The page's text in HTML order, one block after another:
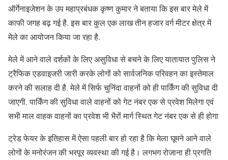
ऑर्गेनाइजेशन के उप महाप्रबंधक कृष्ण कुमार ने बताया कि इस बार मेले में
काफी जगह बढ़ गई है. इस बार कुल एक लाख तीन हजार वर्ग मीटर क्षेत्र में
मेले का आयोजन किया जा रहा है.
मेले में आने वाले दर्शकों के लिए असुविधा से बचने के लिए यातायात पुलिस ने
ट्रैफिक एडवाइजरी जारी करके लोगों को सार्वजनिक परिवहन का इस्तेमाल
करने की सलाह दी है. मेले में सिर्फ चुनिंदा वाहनों को ही पार्किंग की सुविधा दी
जाएगी. पार्किंग की सुविधा वाले वाहनों को गेट नंबर एक से प्रवेश मिलेगा एवं
सभी माल वाहक वाहनों का प्रवेश भी भैरों मार्ग स्थित गेट नंबर एक से ही होगा
ट्रेड फेयर के इतिहास में ऐसा पहली बार हो रहा है कि मेला घूमने आने वाले
लोगों के मनोरंजन की भरपूर व्यवस्था की गई है। लगभग रोजाना ही प्रगति